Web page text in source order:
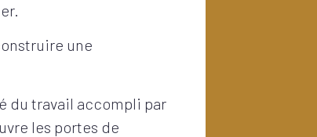
une
du travail accompli par
les portes de